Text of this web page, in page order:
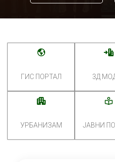
ГИС ПОРТАЛ 3Д
УРБАНИЗАМ ЈАВНИ